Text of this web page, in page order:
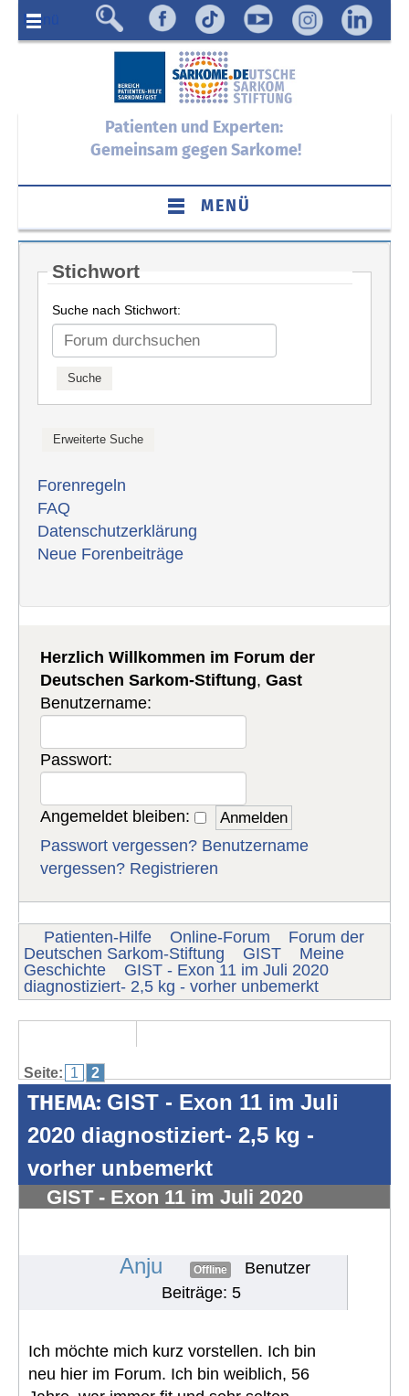
Menü
Patienten und Experten:
Gemeinsam gegen Sarkome!
MENÜ
Stichwort
Suche nach Stichwort:
Forenregeln
FAQ
Datenschutzerklärung
Neue Forenbeiträge
Herzlich Willkommen im Forum der
Deutschen Sarkom-Stiftung,Gast
Benutzername:
Passwort:
Angemeldet bleiben:
Passwort vergessen? Benutzername
vergessen? Registrieren
Patienten-Hilfe Online-Forum
Forum der
Deutschen Sarkom-Stiftung
GIST
Meine
Geschichte
GIST - Exon 11 im Juli 2020
diagnostiziert- 2,5 kg - vorher unbemerkt
Seite: 1 2
THEMA: GIST - Exon 11 im Juli
2020 diagnostiziert- 2,5 kg -
vorher unbemerkt
GIST - Exon 11 im Juli 2020
Anju Offline
Benutzer
Beiträge: 5
Ich möchte mich kurz vorstellen. Ich bin
neu hier im Forum. Ich bin weiblich, 56